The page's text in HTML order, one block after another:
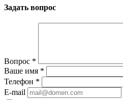
Задать вопрос
Вопрос *
Ваше имя *
Телефон *
E-mail